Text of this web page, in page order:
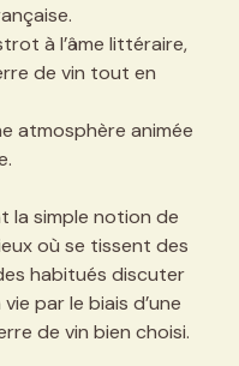
à l’âme littéraire,
de vin tout en
atmosphère animée
la simple notion de
où se tissent des
habitués discuter
par le biais d’une
de vin bien choisi.